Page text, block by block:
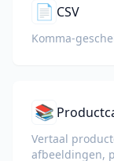
📄 CSV
Komma-
📚
Vertaal
afbeeldingen,